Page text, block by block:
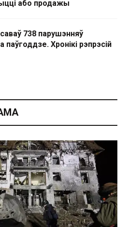
або продажы
738 парушэнняў
паўгоддзе. Хронікі рэпрэсій